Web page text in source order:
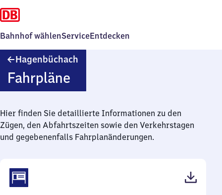
Bahnhof wählenServiceEntdecken
Hagenbüchach
Fahrpläne
Hier finden Sie detaillierte Informationen zu den
Zügen, den Abfahrtszeiten sowie den Verkehrstagen
und gegebenenfalls Fahrplanänderungen.